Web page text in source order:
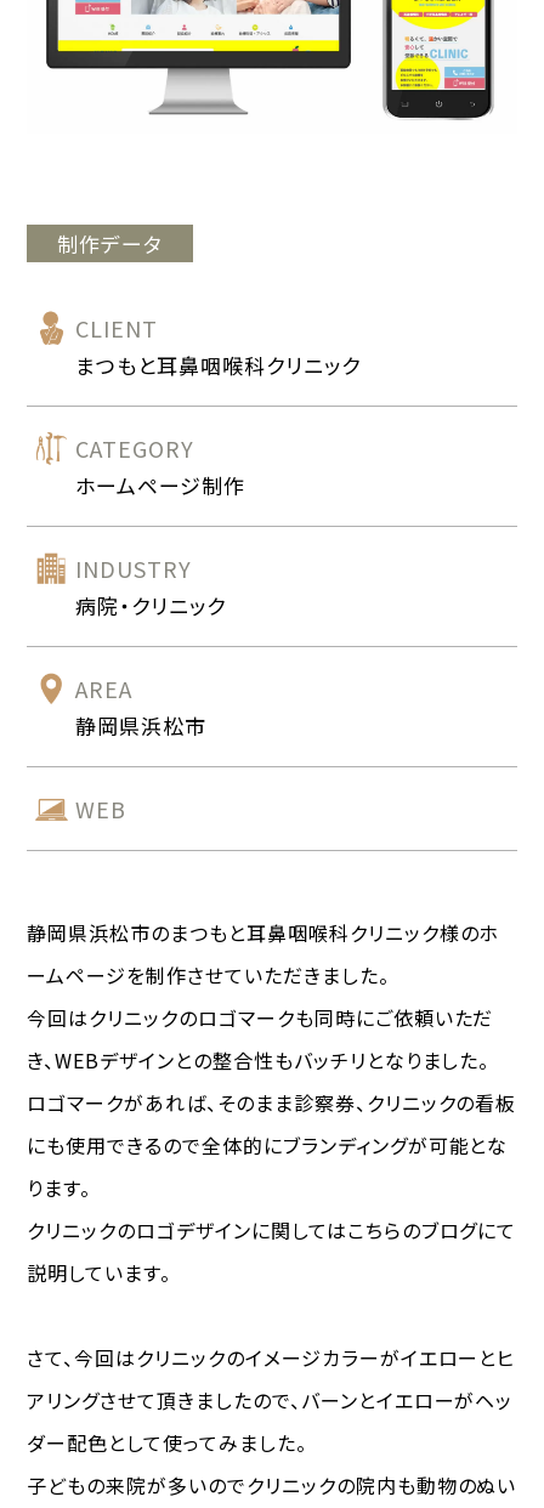
制作データ
CLIENT
まつもと耳鼻咽喉科クリニック
CATEGORY
ホームページ制作
INDUSTRY
病院・クリニック
AREA
静岡県浜松市
WEB
静岡県浜松市のまつもと耳鼻咽喉科クリニック様のホ
ームページを制作させていただきました。
今回はクリニックのロゴマークも同時にご依頼いただ
き、WEBデザインとの整合性もバッチリとなりました。
ロゴマークがあれば、そのまま診察券、クリニックの看板
にも使用できるので全体的にブランディングが可能とな
ります。
クリニックのロゴデザインに関してはこちらのブログにて
説明しています。
さて、今回はクリニックのイメージカラーがイエローとヒ
アリングさせて頂きましたので、バーンとイエローがヘッ
ダー配色として使ってみました。
子どもの来院が多いのでクリニックの院内も動物のぬい